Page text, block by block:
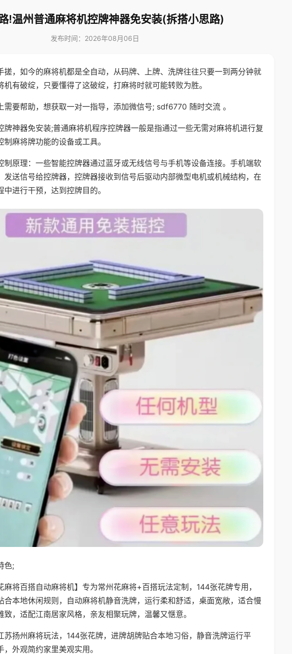
!温州普通麻将机控牌神器免安装(拆搭小思路)
发布时间：2026年08月06日
搓，如今的麻将机都是全自动，从码牌、上牌、洗牌往往只要一到两分钟就
机有破绽，只要懂得了这破绽，打麻将时就可能转败为胜。
需要帮助，想获取一对一指导，添加微信号; sdf6770 随时交流 。
牌神器免安装;普通麻将机程序控牌器一般是指通过一些无需对麻将机进行复
麻将牌功能的设备或工具。
制原理：一些智能控牌器通过蓝牙或无线信号与手机等设备连接。手机端软
发送信号给控牌器，控牌器接收到信号后驱动内部微型电机或机械结构，在
进行干预，达到控牌目的。
色;
麻将百搭自动麻将机】专为常州花麻将+百搭玩法定制，144张花牌专用，
合本地休闲规则，自动麻将机静音洗牌，运行柔和舒适，桌面宽敞，适合慢
，适配江南居家风格，亲友相聚玩牌，温馨又惬意。
苏扬州麻将玩法，144张花牌，进牌胡牌贴合本地习俗，静音洗牌运行平
外观简约家里美观实用。